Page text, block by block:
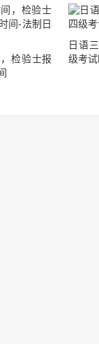
检验士报
日语
级考试